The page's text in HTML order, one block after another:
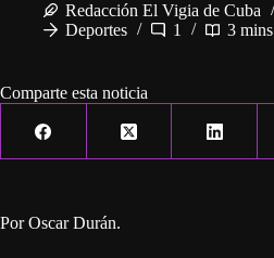
Redacción El Vigia de Cuba
Deportes
1 3 mins
Comparte esta noticia
Por Oscar Durán.